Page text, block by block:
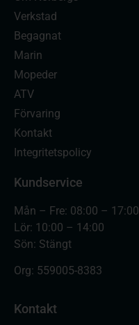
Verkstad
Begagnat
Marin
Mopeder
ATV
Förvaring
Kontakt
Integritetspolicy
Kundservice
Mån – Fre: 08:00 – 17:00
Lör: 10:00 – 14:00
Sön: Stängt
Org: 559005-8383
Kontakt